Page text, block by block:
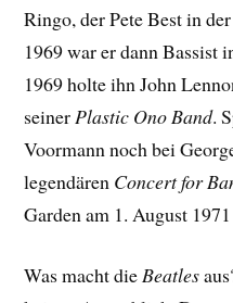
Ringo, der Pete Best in
1969 war er dann Bassist
1969 holte ihn John
seiner Plastic Ono Band.
Voormann noch bei
legendären Concert for
Garden am 1. August
Was macht dieBeatles